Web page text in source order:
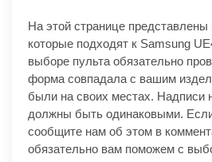
На этой странице представлены
которые подходят к Samsung
выборе пульта обязательно
форма совпадала с вашим
были на своих местах. Надписи
должны быть одинаковыми.
сообщите нам об этом в
обязательно вам поможем с